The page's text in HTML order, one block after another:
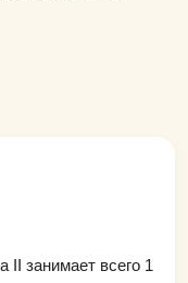
II занимает всего 1